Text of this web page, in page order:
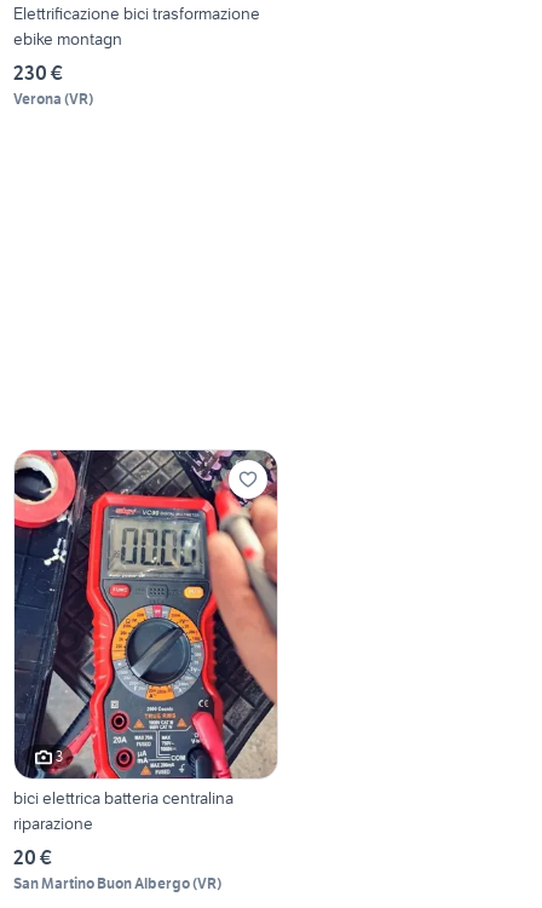
Elettrificazione bici trasformazione
ebike montagn
230 €
Verona (VR)
3
bici elettrica batteria centralina
riparazione
20 €
San Martino Buon Albergo(VR)